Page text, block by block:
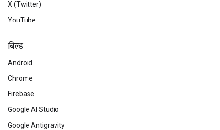
X (Twitter)
YouTube
बिल्ड
Android
Chrome
Firebase
Google AI Studio
Google Antigravity